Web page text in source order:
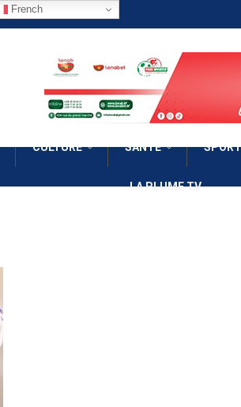
French
CULTURE SANTÉ SPORT
LA PLUME TV